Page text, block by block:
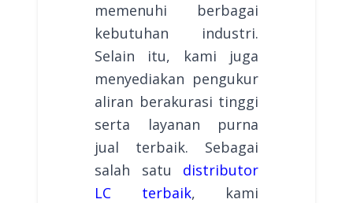
memenuhi berbagai
kebutuhan industri.
Selain itu, kami juga
menyediakan pengukur
aliran berakurasi tinggi
serta layanan purna
jual terbaik. Sebagai
salah satu distributor
LC terbaik, kami